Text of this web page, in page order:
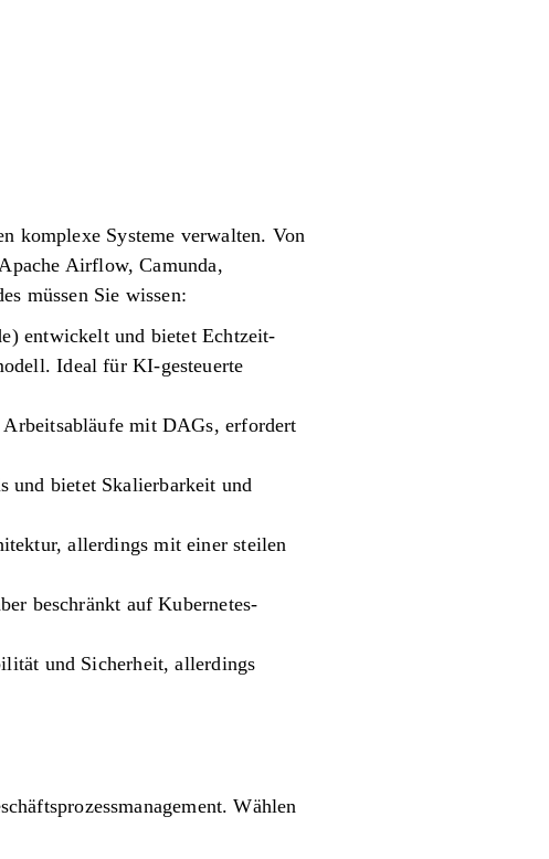
komplexe Systeme verwalten. Von
Airflow, Camunda,
müssen Sie wissen:
entwickelt und bietet Echtzeit-
Ideal für KI-gesteuerte
mit DAGs, erfordert
und bietet Skalierbarkeit und
allerdings mit einer steilen
beschränkt auf Kubernetes-
und Sicherheit, allerdings
Wählen